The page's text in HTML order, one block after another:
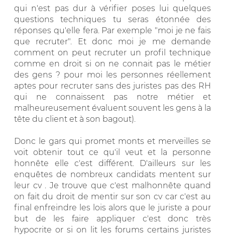
qui n'est pas dur à vérifier poses lui quelques
questions techniques tu seras étonnée des
réponses qu'elle fera. Par exemple "moi je ne fais
que recruter". Et donc moi je me demande
comment on peut recruter un profil technique
comme en droit si on ne connait pas le métier
des gens ? pour moi les personnes réellement
aptes pour recruter sans des juristes pas des RH
qui ne connaissent pas notre métier et
malheureusement évaluent souvent les gens à la
tête du client et à son bagout).
Donc le gars qui promet monts et merveilles se
voit obtenir tout ce qu'il veut et la personne
honnête elle c'est différent. D'ailleurs sur les
enquêtes de nombreux candidats mentent sur
leur cv . Je trouve que c'est malhonnête quand
on fait du droit de mentir sur son cv car c'est au
final enfreindre les lois alors que le juriste a pour
but de les faire appliquer c'est donc très
hypocrite or si on lit les forums certains juristes